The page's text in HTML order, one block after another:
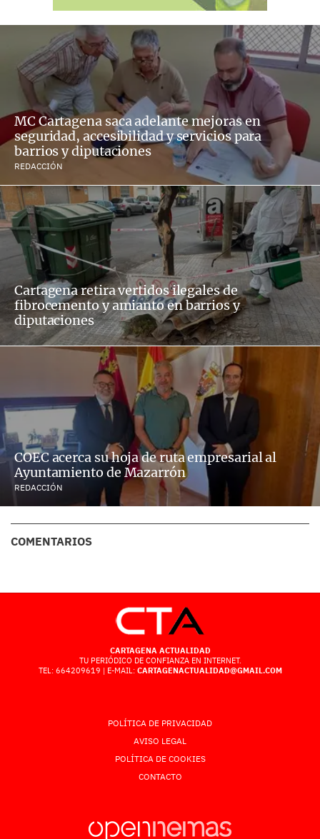
MC Cartagena saca adelante mejoras en
seguridad, accesibilidad y servicios para
barrios y diputaciones
REDACCIÓN
Cartagena retira vertidos ilegales de
fibrocemento y amianto en barrios y
diputaciones
COEC acerca su hoja de ruta empresarial al
Ayuntamiento de Mazarrón
REDACCIÓN
COMENTARIOS
CARTAGENA ACTUALIDAD
TU PERIÓDICO DE CONFIANZA EN INTERNET.
TEL: 664209619 | E-MAIL: CARTAGENACTUALIDAD@GMAIL.COM
POLÍTICA DE PRIVACIDAD
AVISO LEGAL
POLÍTICA DE COOKIES
CONTACTO